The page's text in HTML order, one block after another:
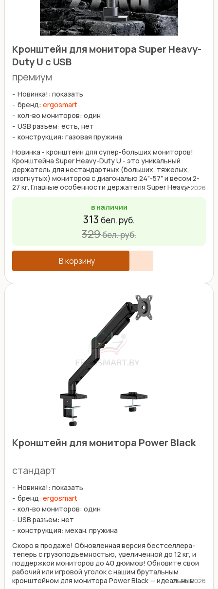
Кронштейн для монитора Super Heavy-
Duty U c USB
премиум
Новинка!: показать
бренд: ergosmart
кол-во мониторов: один
USB разъем: есть, нет
конструкция: газовая пружина
Новинка - кронштейн для супер-больших мониторов!
Кронштейна Super Heavy-Duty U - это уникальный
держатель для нестандартных (больших, тяжелых,
изогнутых) мониторов с диагональю 24"-57" и весом 2-
27 кг. Главные особенности держателя Super Heavy-23.07.2026
в наличии
313 бел. руб.
329бел. руб.
В корзину
Кронштейн для монитора Power Black
стандарт
Новинка!: показать
бренд: ergosmart
кол-во мониторов: один
USB разъем: нет
конструкция: механ. пружина
Скоро в продаже! Обновленная версия бестселлера-
теперь с грузоподъемностью, увеличенной до 12 кг, и
поддержкой мониторов до 40 дюймов! Обновите свой
рабочий или игровой уголок с нашим брутальным
кронштейном для монитора Power Black — идеальным ...
24.05.2026